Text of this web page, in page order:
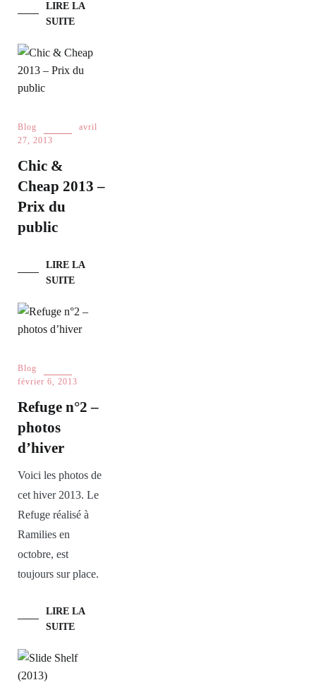
LIRE LA
SUITE
Blog
avril
27, 2013
Chic &
Cheap 2013 –
Prix du
public
LIRE LA
SUITE
Blog
février 6, 2013
Refuge n°2 –
photos
d’hiver
Voici les photos de
cet hiver 2013. Le
Refuge réalisé à
Ramilies en
octobre, est
toujours sur place.
LIRE LA
SUITE